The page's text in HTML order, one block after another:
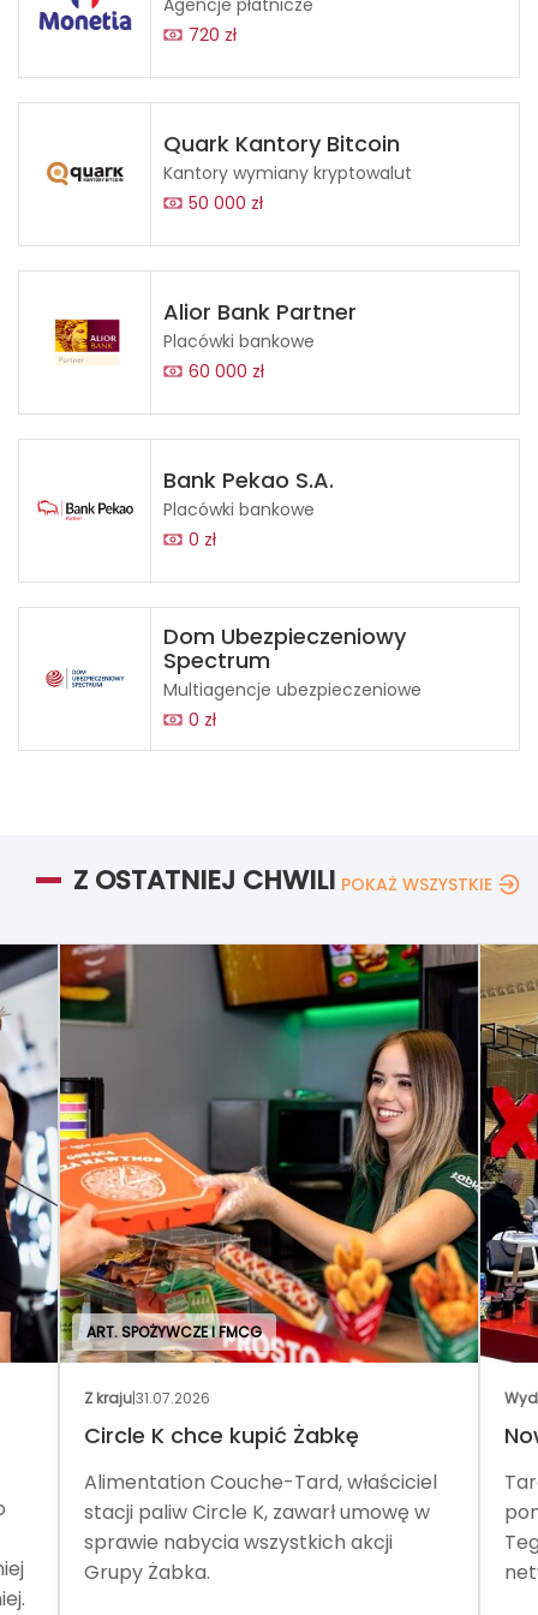
720 zł
Quark Kantory Bitcoin
Kantory wymiany kryptowalut
50 000 zł
Alior Bank Partner
Placówki bankowe
60 000 zł
Bank Pekao S.A.
Placówki bankowe
0 zł
Dom Ubezpieczeniowy
Spectrum
Multiagencje ubezpieczeniowe
0 zł
Z OSTATNIEJ CHWILI POKAŻ WSZYSTKIE
ART. SPOŻYWCZE I FMCG
Z kraju|31.07.2026
Circle K chce kupić Żabkę
Alimentation Couche-Tard, właściciel
stacji paliw Circle K, zawarł umowę w
sprawie nabycia wszystkich akcji
Grupy Żabka.